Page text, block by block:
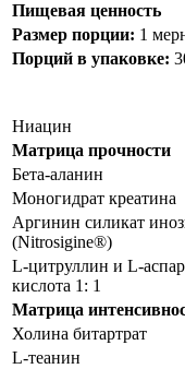
Пищевая ценность
Размер порции: 1
Порций в упаковке:
Ниацин
Матрица прочности
Бета-аланин
Моногидрат креатина
Аргинин силикат
(Nitrosigine®)
L-цитруллин и L-
кислота 1: 1
Матрица
Холина битартрат
L-теанин